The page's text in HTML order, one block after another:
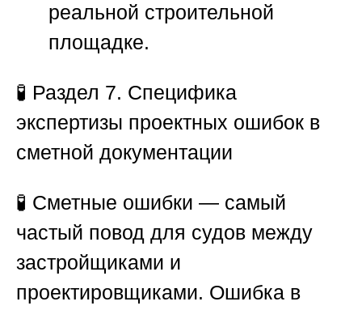
реальной строительной
площадке.
🧪 Раздел 7. Специфика
экспертизы проектных ошибок в
сметной документации
🧪 Сметные ошибки — самый
частый повод для судов между
застройщиками и
проектировщиками. Ошибка в